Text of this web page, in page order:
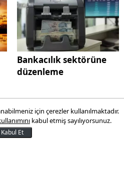
Bankacılık sektörüne
düzenleme
müteallik
için çerezler kullanılmaktadır.
kabul etmiş sayılıyorsunuz.
Kabul Et